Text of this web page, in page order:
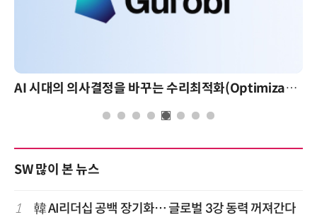
AI 시대의 의사결정을 바꾸는 수리최적화(Optimization): 실제 산업 적용 사례와 활용 전략
SW 많이 본 뉴스
1 韓 AI리더십 공백 장기화… 글로벌 3강 동력 꺼져간다